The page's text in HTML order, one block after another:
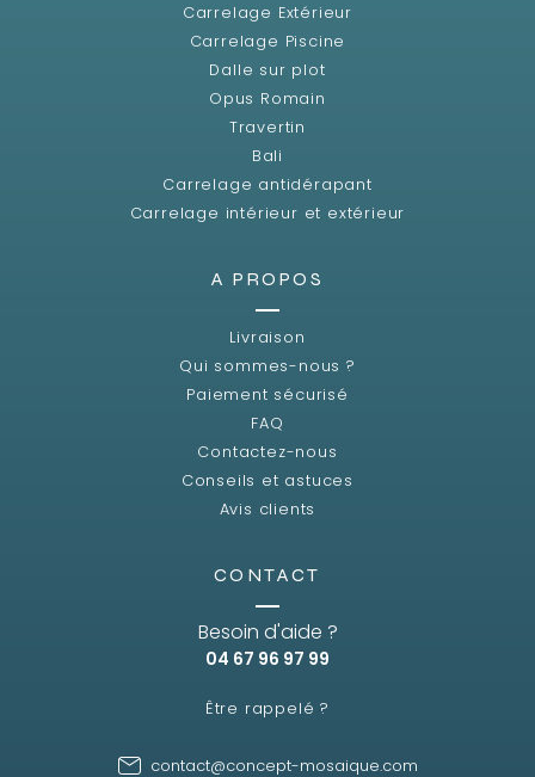
Carrelage Extérieur
Carrelage Piscine
Dalle sur plot
Opus Romain
Travertin
Bali
Carrelage antidérapant
Carrelage intérieur et extérieur
A PROPOS
Livraison
Qui sommes-nous ?
Paiement sécurisé
FAQ
Contactez-nous
Conseils et astuces
Avis clients
CONTACT
Besoin d'aide ?
04 67 96 97 99
Être rappelé ?
contact@concept-mosaique.com